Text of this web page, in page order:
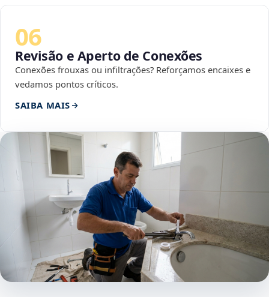
06
Revisão e Aperto de Conexões
Conexões frouxas ou infiltrações? Reforçamos encaixes e
vedamos pontos críticos.
SAIBA MAIS